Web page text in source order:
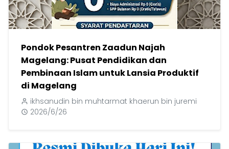
Pondok Pesantren Zaadun Najah
Magelang: Pusat Pendidikan dan
Pembinaan Islam untuk Lansia Produktif
di Magelang
ikhsanudin bin muhtarmat khaerun bin juremi
2026/6/26